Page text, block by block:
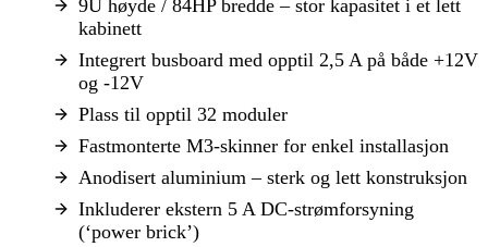
9U høyde / 84HP bredde – stor kapasitet i et lett
kabinett
Integrert busboard med opptil 2,5 A på både +12V
og -12V
Plass til opptil 32 moduler
Fastmonterte M3-skinner for enkel installasjon
Anodisert aluminium – sterk og lett konstruksjon
Inkluderer ekstern 5 A DC-strømforsyning
(‘power brick’)